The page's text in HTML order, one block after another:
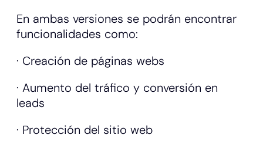
En ambas versiones se podrán encontrar
funcionalidades como:
· Creación de páginas webs
· Aumento del tráfico y conversión en
leads
· Protección del sitio web